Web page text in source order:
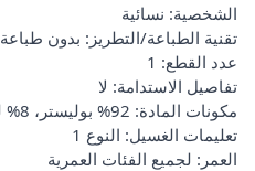
الشخصية: نسائية
تقنية الطباعة/التطريز: بدون طباعة
عدد القطع: 1
تفاصيل الاستدامة: لا
مكونات المادة: 92% بوليستر، 8% ليكرا
تعليمات الغسيل: النوع 1
العمر: لجميع الفئات العمرية